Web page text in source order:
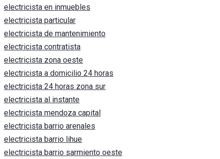
electricista en inmuebles
electricista particular
electricista de mantenimiento
electricista contratista
electricista zona oeste
electricista a domicilio 24 horas
electricista 24 horas zona sur
electricista al instante
electricista mendoza capital
electricista barrio arenales
electricista barrio lihue
electricista barrio sarmiento oeste